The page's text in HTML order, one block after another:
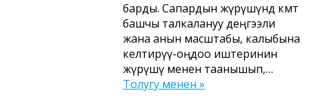
барды. Сапардын жүрүшүндө өкмөт
башчы талкалануу деңгээли
жана анын масштабы, калыбына
келтирүү-оңдоо иштеринин
жүрүшү менен таанышып,…
Толугу менен »